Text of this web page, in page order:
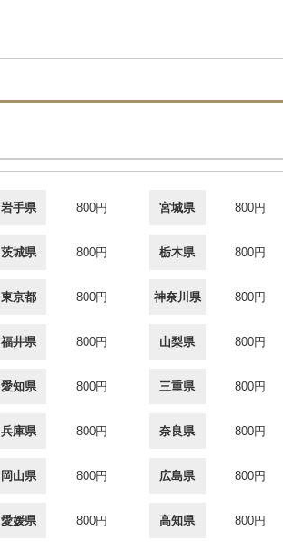
岩手県 800円 宮城県 800円
茨城県 800円 栃木県 800円
東京都 800円 神奈川県 800円
福井県 800円 山梨県 800円
愛知県 800円 三重県 800円
兵庫県 800円 奈良県 800円
岡山県 800円 広島県 800円
愛媛県 800円 高知県 800円